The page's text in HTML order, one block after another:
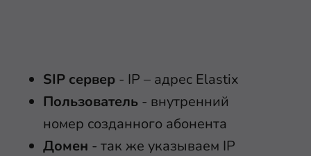
SIP сервер - IP – адрес Elastix
Пользователь - внутренний
номер созданного абонента
Домен - так же указываем IP